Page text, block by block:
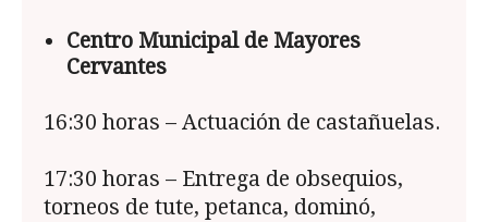
Centro Municipal de Mayores
Cervantes
16:30 horas – Actuación de castañuelas.
17:30 horas – Entrega de obsequios,
torneos de tute, petanca, dominó,